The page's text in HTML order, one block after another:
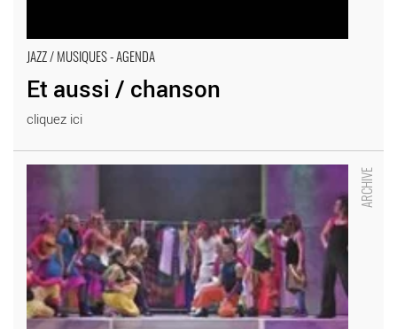
JAZZ / MUSIQUES - AGENDA
Et aussi / chanson
cliquez ici
Hair - Critique sortie Jazz / Musiques